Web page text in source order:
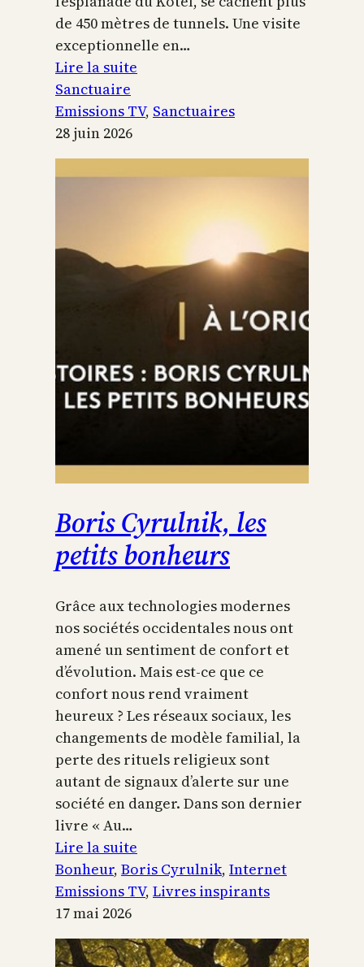
de 450 mètres de tunnels. Une visite
exceptionnelle en…
Lire la suite
Temple
Jérusalem
Sanctuaire
Emissions TV, Sanctuaires
28 juin 2026
Boris Cyrulnik, les
petits bonheurs
Grâce aux technologies modernes
nos sociétés occidentales nous ont
amené un sentiment de confort et
d’évolution. Mais est-ce que ce
confort nous rend vraiment
heureux ? Les réseaux sociaux, les
changements de modèle familial, la
perte des rituels religieux sont
autant de signaux d’alerte sur une
société en danger. Dans son dernier
livre « Au…
Lire la suite
Boris
Cyrulnik,
petits
bonheurs
Bonheur, Boris Cyrulnik, Internet
Emissions TV, Livres inspirants
17 mai 2026